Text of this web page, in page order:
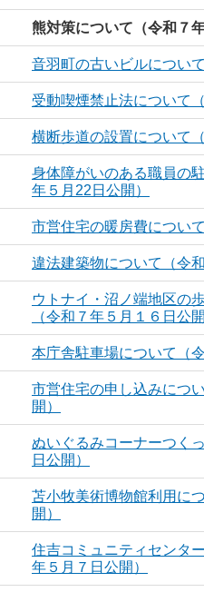
熊対策について（令和７
音羽町の古いビルについ
受動喫煙禁止法について
横断歩道の設置について
身体障がいのある職員の
年５月22日公開）
市営住宅の暖房費につい
違法建築物について（令
ウトナイ・沼ノ端地区の
（令和７年５月１６日公開
本庁舎駐車場について（
市営住宅の申し込みにつ
開）
ぬいぐるみコーナーつく
日公開）
苫小牧美術博物館利用に
開）
住吉コミュニティセンタ
年５月７日公開）